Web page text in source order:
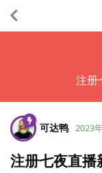
注册
可达鸭 2023
注册七夜直